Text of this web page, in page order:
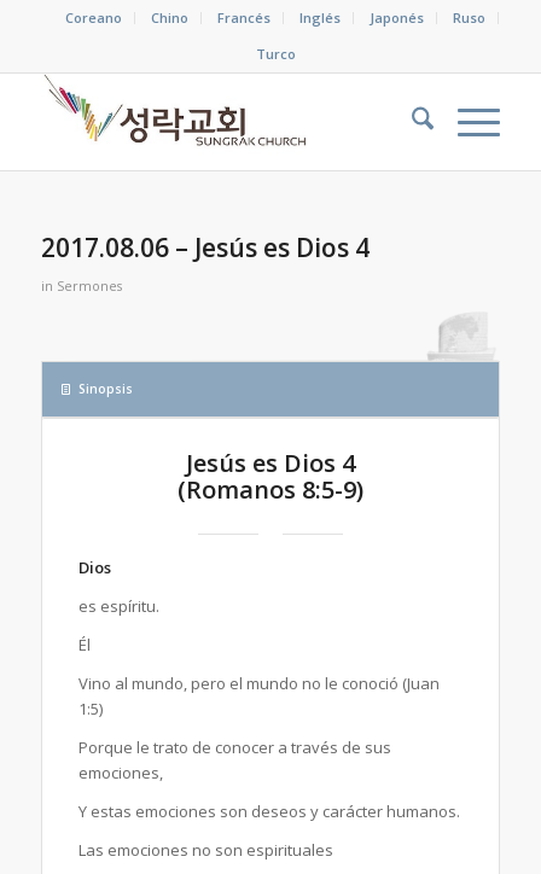
Coreano Chino Francés Inglés Japonés
Ruso
Turco
2017.08.06 – Jesús es Dios 4
in Sermones
Sinopsis
Jesús es Dios 4
(Romanos 8:5-9)
Dios
es espíritu.
Él
Vino al mundo, pero el mundo no le conoció (Juan
1:5)
Porque le trato de conocer a través de sus
emociones,
Y estas emociones son deseos y carácter humanos.
Las emociones no son espirituales